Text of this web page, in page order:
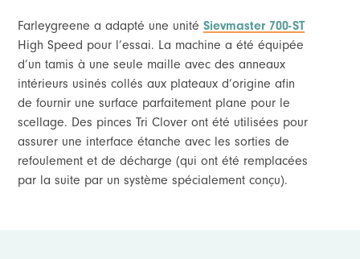
Farleygreene a adapté une unitéSievmaster 700-ST
High Speed pour l’essai. La machine a été équipée
d’un tamis à une seule maille avec des anneaux
intérieurs usinés collés aux plateaux d’origine afin
de fournir une surface parfaitement plane pour le
scellage. Des pinces Tri Clover ont été utilisées pour
assurer une interface étanche avec les sorties de
refoulement et de décharge (qui ont été remplacées
par la suite par un système spécialement conçu).